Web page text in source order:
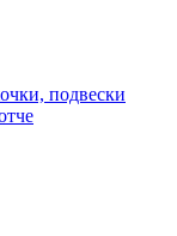
подвески